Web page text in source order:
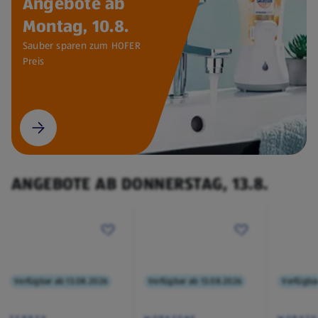
Montag, 10.8.
Sauber sparen zum HOFER
Preis
ANGEBOTE AB DONNERSTAG, 13.8.
Verfügbar ab 13.08.2026 Verfügbar ab 13.08.2026